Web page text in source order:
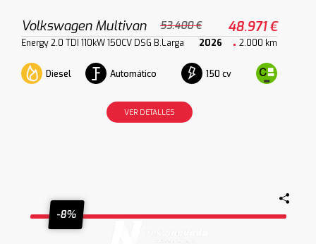
Volkswagen Multivan 53.400 € 48.971 €
Energy 2.0 TDI 110kW 150CV DSG B.Larga 2026 2.000 km
Diesel Automático 150 cv
VER DETALLES
-8%